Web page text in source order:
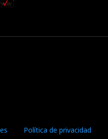
Política de privacidad